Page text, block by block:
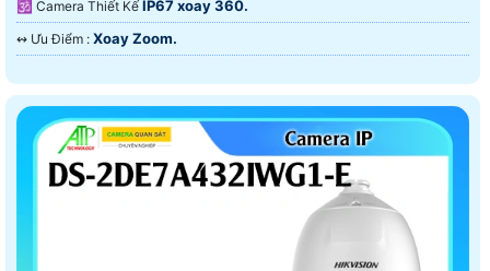
🕉️ Camera Thiết Kế IP67 xoay 360.
️↭ Ưu Điểm : Xoay Zoom.